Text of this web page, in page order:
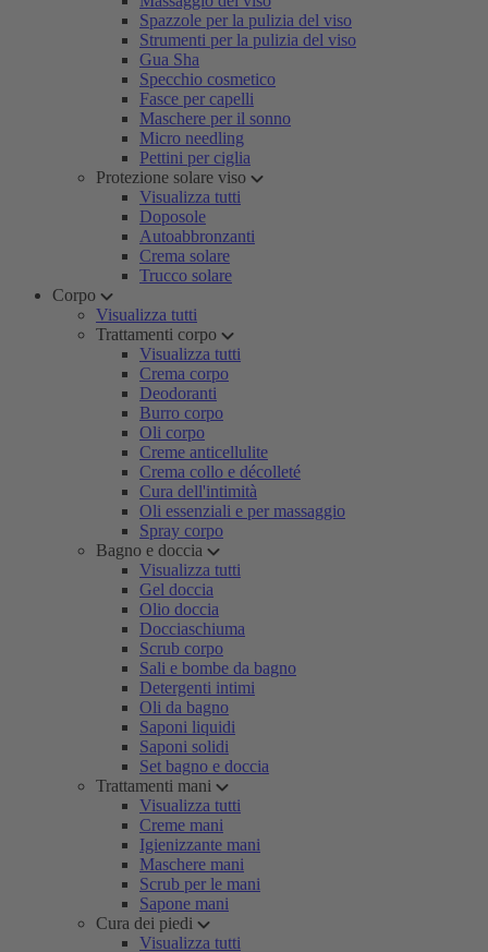
Spazzole per la pulizia del viso
Strumenti per la pulizia del viso
Gua Sha
Specchio cosmetico
Fasce per capelli
Maschere per il sonno
Micro needling
Pettini per ciglia
Protezione solare viso
Visualizza tutti
Doposole
Autoabbronzanti
Crema solare
Trucco solare
Corpo
Visualizza tutti
Trattamenti corpo
Visualizza tutti
Crema corpo
Deodoranti
Burro corpo
Oli corpo
Creme anticellulite
Crema collo e décolleté
Cura dell'intimità
Oli essenziali e per massaggio
Spray corpo
Bagno e doccia
Visualizza tutti
Gel doccia
Olio doccia
Docciaschiuma
Scrub corpo
Sali e bombe da bagno
Detergenti intimi
Oli da bagno
Saponi liquidi
Saponi solidi
Set bagno e doccia
Trattamenti mani
Visualizza tutti
Creme mani
Igienizzante mani
Maschere mani
Scrub per le mani
Sapone mani
Cura dei piedi
Visualizza tutti